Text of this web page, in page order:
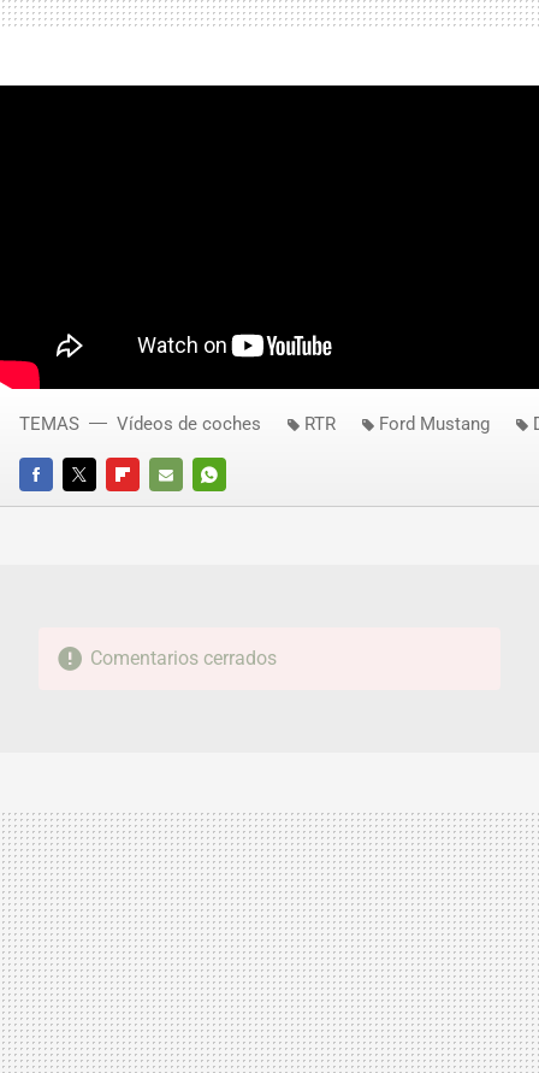
FACEBOOKTWITTERFLIPBOARD
E-
WHATSAPP
TEMAS Vídeos de coches RTR Ford Mustang
Comentarios cerrados